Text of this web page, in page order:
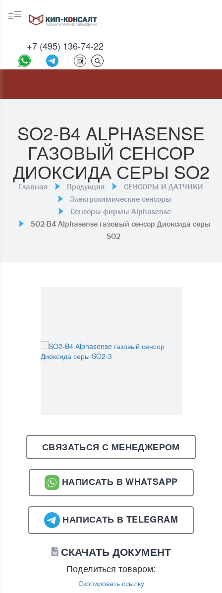
+7 (495) 136-74-22
SO2-B4 ALPHASENSE
ГАЗОВЫЙ СЕНСОР
ДИОКСИДА СЕРЫ SO2
Главная Продукция
СЕНСОРЫ И ДАТЧИКИ
Электрохимические сенсоры
Сенсоры фирмы Alphasense
SO2-B4 Alphasense газовый сенсор Диоксида серы
SO2
СВЯЗАТЬСЯ С МЕНЕДЖЕРОМ
НАПИСАТЬ В WHATSAPP
НАПИСАТЬ В TELEGRAM
СКАЧАТЬ ДОКУМЕНТ
Поделиться товаром:
Скопировать ссылку